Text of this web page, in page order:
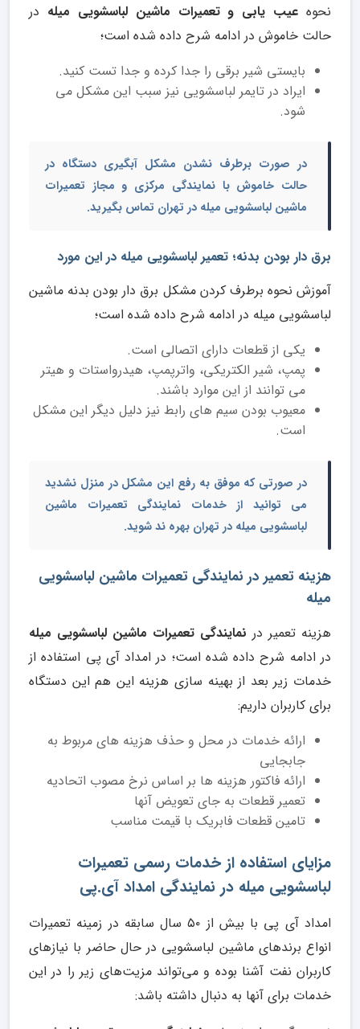
نحوه عیب یابی و تعمیرات ماشین لباسشویی میله در
حالت خاموش در ادامه شرح داده شده است؛
بایستی شیر برقی را جدا کرده و جدا تست کنید.
ایراد در تایمر لباسشویی نیز سبب این مشکل می
شود.
در صورت برطرف نشدن مشکل آبگیری دستگاه در
حالت خاموش با نمایندگی مرکزی و مجاز تعمیرات
ماشین لباسشویی میله در تهران تماس بگیرید.
برق دار بودن بدنه؛ تعمیر لباسشویی میله در این مورد
آموزش نحوه برطرف کردن مشکل برق دار بودن بدنه ماشین
لباسشویی میله در ادامه شرح داده شده است؛
یکی از قطعات دارای اتصالی است.
پمپ، شیر الکتریکی، واترپمپ، هیدرواستات و هیتر
می توانند از این موارد باشند.
معیوب بودن سیم های رابط نیز دلیل دیگر این مشکل
است.
در صورتی که موفق به رفع این مشکل در منزل نشدید
می توانید از خدمات نمایندگی تعمیرات ماشین
لباسشویی میله در تهران بهره ند شوید.
هزینه تعمیر در نمایندگی تعمیرات ماشین لباسشویی
میله
هزینه تعمیر در نمایندگی تعمیرات ماشین لباسشویی میله
در ادامه شرح داده شده است؛ در امداد آی پی استفاده از
خدمات زیر بعد از بهینه سازی هزینه این هم این دستگاه
برای کاربران داریم:
ارائه خدمات در محل و حذف هزینه های مربوط به
جابجایی
ارائه فاکتور هزینه ها بر اساس نرخ مصوب اتحادیه
تعمیر قطعات به جای تعویض آنها
تامین قطعات فابریک با قیمت مناسب
مزایای استفاده از خدمات رسمی تعمیرات
لباسشویی میله در نمایندگی امداد آی.پی
امداد آی پی با بیش از ۵۰ سال سابقه در زمینه تعمیرات
انواع برندهای ماشین لباسشویی در حال حاضر با نیازهای
کاربران نفت آشنا بوده و می‌تواند مزیت‌های زیر را در این
خدمات برای آنها به دنبال داشته باشد: